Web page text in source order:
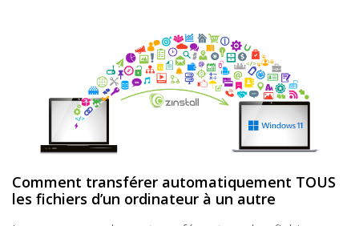
Comment transférer automatiquement TOUS
les fichiers d’un ordinateur à un autre